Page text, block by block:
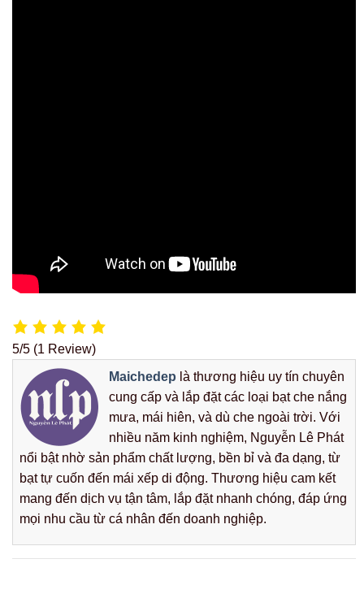
5/5 (1 Review)
Maichedep là thương hiệu uy tín chuyên
cung cấp và lắp đặt các loại bạt che nắng
mưa, mái hiên, và dù che ngoài trời. Với
nhiều năm kinh nghiệm, Nguyễn Lê Phát
nổi bật nhờ sản phẩm chất lượng, bền bỉ và đa dạng, từ
bạt tự cuốn đến mái xếp di động. Thương hiệu cam kết
mang đến dịch vụ tận tâm, lắp đặt nhanh chóng, đáp ứng
mọi nhu cầu từ cá nhân đến doanh nghiệp.